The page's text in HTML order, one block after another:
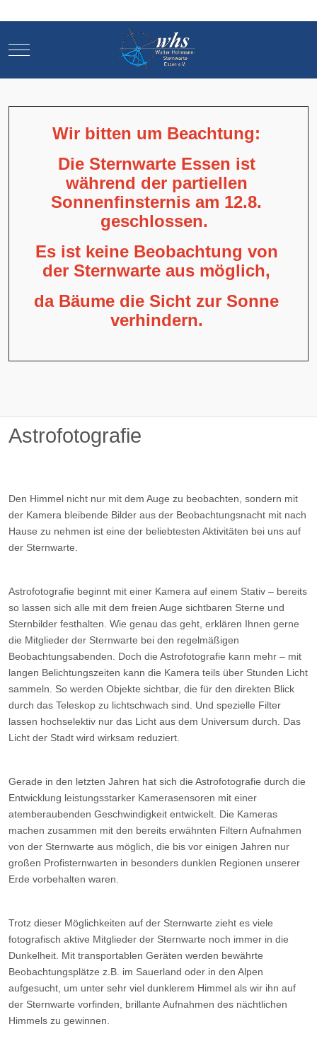
Mobile Menu Toggle
Wir bitten um Beachtung:
Die Sternwarte Essen ist
während der partiellen
Sonnenfinsternis am 12.8.
geschlossen.
Es ist keine Beobachtung von
der Sternwarte aus möglich,
da Bäume die Sicht zur Sonne
verhindern.
Astrofotografie
Den Himmel nicht nur mit dem Auge zu beobachten, sondern mit
der Kamera bleibende Bilder aus der Beobachtungsnacht mit nach
Hause zu nehmen ist eine der beliebtesten Aktivitäten bei uns auf
der Sternwarte.
Astrofotografie beginnt mit einer Kamera auf einem Stativ – bereits
so lassen sich alle mit dem freien Auge sichtbaren Sterne und
Sternbilder festhalten. Wie genau das geht, erklären Ihnen gerne
die Mitglieder der Sternwarte bei den regelmäßigen
Beobachtungsabenden. Doch die Astrofotografie kann mehr – mit
langen Belichtungszeiten kann die Kamera teils über Stunden Licht
sammeln. So werden Objekte sichtbar, die für den direkten Blick
durch das Teleskop zu lichtschwach sind. Und spezielle Filter
lassen hochselektiv nur das Licht aus dem Universum durch. Das
Licht der Stadt wird wirksam reduziert.
Gerade in den letzten Jahren hat sich die Astrofotografie durch die
Entwicklung leistungsstarker Kamerasensoren mit einer
atemberaubenden Geschwindigkeit entwickelt. Die Kameras
machen zusammen mit den bereits erwähnten Filtern Aufnahmen
von der Sternwarte aus möglich, die bis vor einigen Jahren nur
großen Profisternwarten in besonders dunklen Regionen unserer
Erde vorbehalten waren.
Trotz dieser Möglichkeiten auf der Sternwarte zieht es viele
fotografisch aktive Mitglieder der Sternwarte noch immer in die
Dunkelheit. Mit transportablen Geräten werden bewährte
Beobachtungsplätze z.B. im Sauerland oder in den Alpen
aufgesucht, um unter sehr viel dunklerem Himmel als wir ihn auf
der Sternwarte vorfinden, brillante Aufnahmen des nächtlichen
Himmels zu gewinnen.